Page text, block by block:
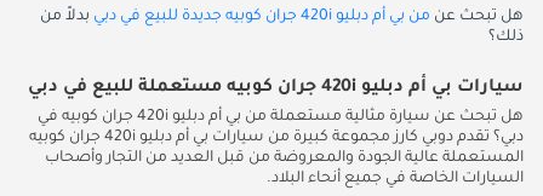
هل تبحث عن من بي أم دبليو 420i جران كوبيه جديدة للبيع في دبي
بدلاً من
ذلك؟
سيارات بي أم دبليو 420i جران كوبيه مستعملة للبيع في دبي
هل تبحث عن سيارة مثالية مستعملة من بي أم دبليو 420i جران كوبيه في
دبي؟ تقدم دوبي كارز مجموعة كبيرة من سيارات بي أم دبليو 420i جران كوبيه
المستعملة عالية الجودة والمعروضة من قبل العديد من التجار وأصحاب
السيارات الخاصة في جميع أنحاء البلاد.